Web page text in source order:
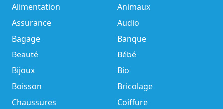
Alimentation
Animaux
Assurance
Audio
Bagage
Banque
Beauté
Bébé
Bijoux
Bio
Boisson
Bricolage
Chaussures
Coiffure